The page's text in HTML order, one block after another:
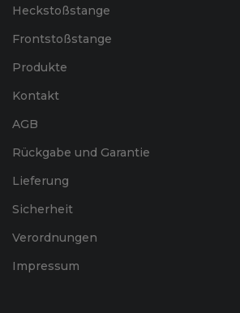
Heckstoßstange
Frontstoßstange
Produkte
Kontakt
AGB
Rückgabe und Garantie
Lieferung
Sicherheit
Verordnungen
Impressum